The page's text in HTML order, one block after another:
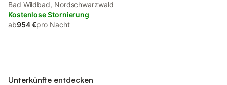
Bad Wildbad, Nordschwarzwald
Kostenlose Stornierung
ab954 €pro Nacht
Unterkünfte entdecken